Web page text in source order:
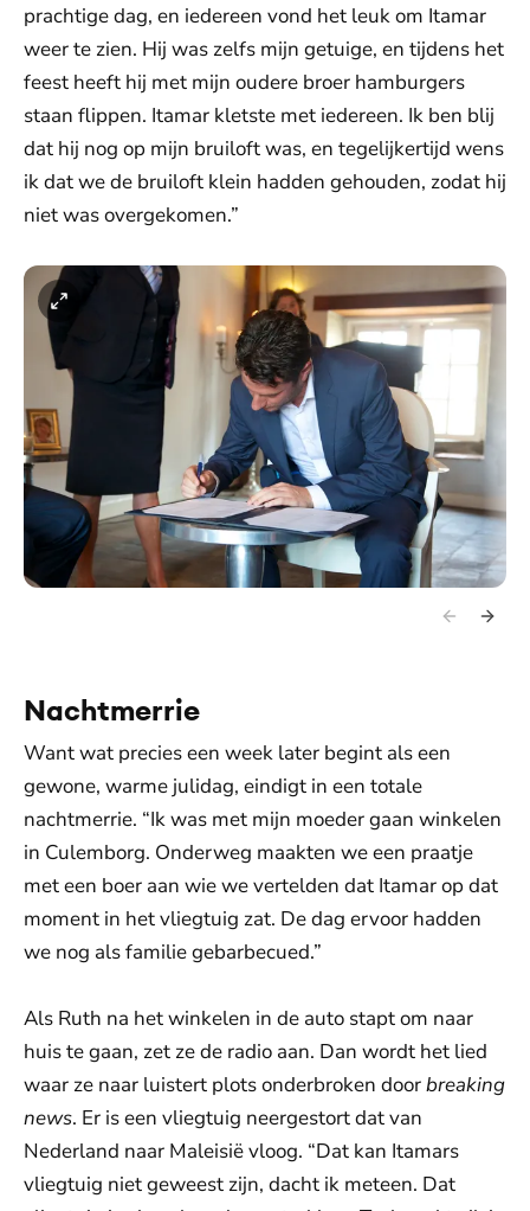
prachtige dag, en iedereen vond het leuk om Itamar
weer te zien. Hij was zelfs mijn getuige, en tijdens het
feest heeft hij met mijn oudere broer hamburgers
staan flippen. Itamar kletste met iedereen. Ik ben blij
dat hij nog op mijn bruiloft was, en tegelijkertijd wens
ik dat we de bruiloft klein hadden gehouden, zodat hij
niet was overgekomen.”
Nachtmerrie
Want wat precies een week later begint als een
gewone, warme julidag, eindigt in een totale
nachtmerrie. “Ik was met mijn moeder gaan winkelen
in Culemborg. Onderweg maakten we een praatje
met een boer aan wie we vertelden dat Itamar op dat
moment in het vliegtuig zat. De dag ervoor hadden
we nog als familie gebarbecued.”
Als Ruth na het winkelen in de auto stapt om naar
huis te gaan, zet ze de radio aan. Dan wordt het lied
waar ze naar luistert plots onderbroken doorbreaking
news. Er is een vliegtuig neergestort dat van
Nederland naar Maleisië vloog. “Dat kan Itamars
vliegtuig niet geweest zijn, dacht ik meteen. Dat